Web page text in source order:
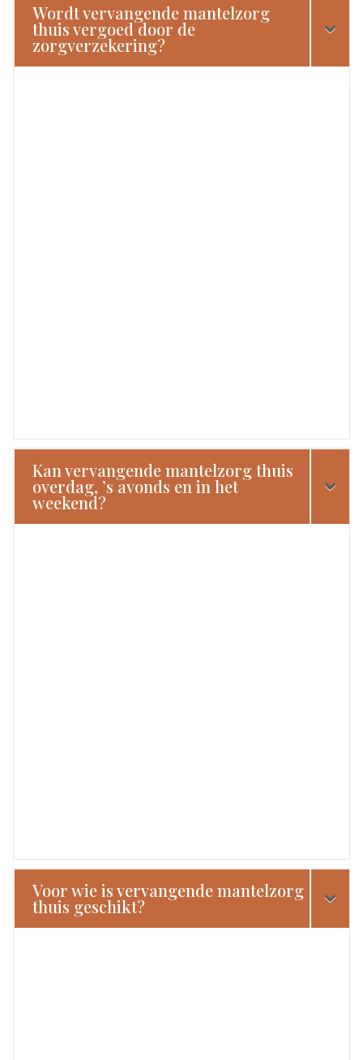
Wordt vervangende mantelzorg
thuis vergoed door de
zorgverzekering?
Kan vervangende mantelzorg thuis
overdag, ’s avonds en in het
weekend?
Voor wie is vervangende mantelzorg
thuis geschikt?